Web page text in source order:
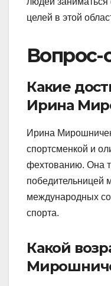
целей в этой
Вопрос-
Какие
Ирина
Ирина
спортсменкой и
фехтованию. Она
победительницей
международных
спорта.
Какой